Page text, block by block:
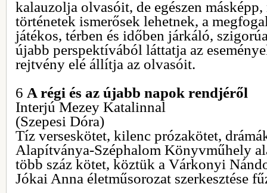
kalauzolja olvasóit, de egészen
történetek ismerősek lehetnek, a
játékos, térben és időben járkáló,
újabb perspektívából láttatja az
rejtvény elé állítja az olvasóit.
6 A régi és az újabb napok rendjéről
Interjú Mezey Katalinnal
(Szepesi Dóra)
Tíz verseskötet, kilenc prózakötet,
Alapítványa-Széphalom Könyvműhely
több száz kötet, köztük a Várkonyi
Jókai Anna életműsorozat szerkesztése